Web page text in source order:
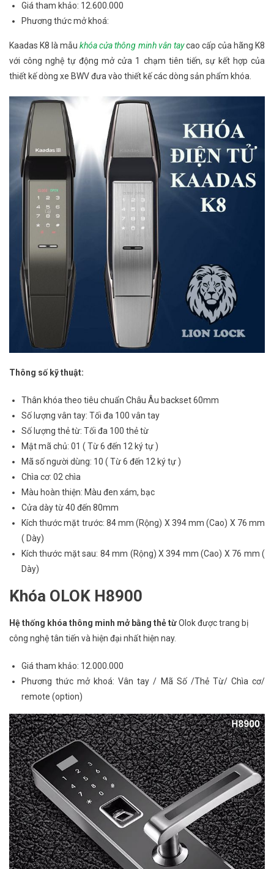
Giá tham khảo: 12.600.000
Phương thức mở khoá:
Kaadas K8 là mẫukhóa cửa thông minh vân taycao cấp của hãng K8
với công nghệ tự động mở cửa 1 chạm tiên tiến, sự kết hợp của
thiết kế dòng xe BWV đưa vào thiết kế các dòng sản phẩm khóa.
Thông số kỹ thuật:
Thân khóa theo tiêu chuẩn Châu Âu backset 60mm
Số lượng vân tay: Tối đa 100 vân tay
Số lượng thẻ từ: Tối đa 100 thẻ từ
Mật mã chủ: 01 ( Từ 6 đến 12 ký tự )
Mã số người dùng: 10 ( Từ 6 đến 12 ký tự )
Chìa cơ: 02 chìa
Màu hoàn thiện: Màu đen xám, bạc
Cửa dày từ 40 đến 80mm
Kích thước mặt trước: 84 mm (Rộng) X 394 mm (Cao) X 76 mm
( Dày)
Kích thước mặt sau: 84 mm (Rộng) X 394 mm (Cao) X 76 mm (
Dày)
Khóa OLOK H8900
Hệ thống khóa thông minh mở bằng thẻ từOlok được trang bị
công nghệ tân tiến và hiện đại nhất hiện nay.
Giá tham khảo: 12.000.000
Phương thức mở khoá: Vân tay / Mã Số /Thẻ Từ/ Chìa cơ/
remote (option)